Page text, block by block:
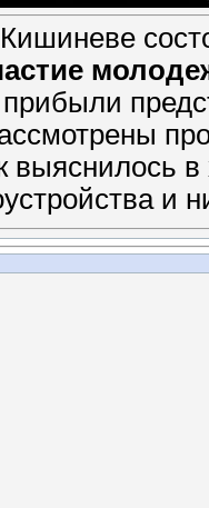
и